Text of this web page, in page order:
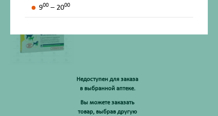
Есть в других аптеках сети
Недоступен для заказа
в выбранной аптеке.
Вы можете заказать
товар, выбрав другую
900 – 2000